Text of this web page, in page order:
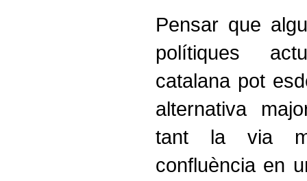
Pensar que
polítiques
catalana pot
alternativa
tant la via
confluència en